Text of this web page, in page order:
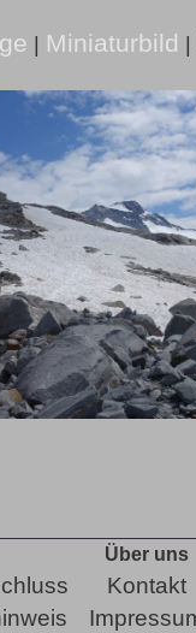
| Miniaturbild |
Über uns
Kontakt